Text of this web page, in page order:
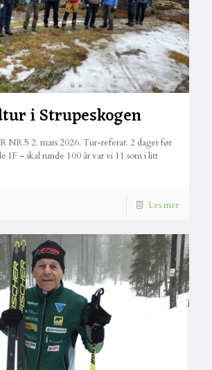
i Strupeskogen
NR.5 2. mars 2026. Tur-referat. 2 dager før
IF – skal runde 100 år var vi 11 som i litt
Les mer